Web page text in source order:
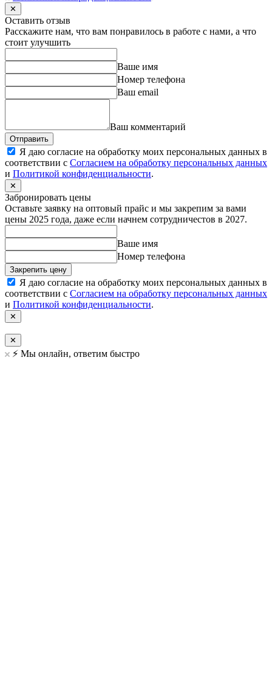
✕
Оставить отзыв
Расскажите нам, что вам понравилось в работе с нами, а что
стоит улучшить
Ваше имя
Номер телефона
Ваш email
Ваш комментарий
Отправить
Я даю согласие на обработку моих персональных данных в
соответствии с Согласием на обработку персональных данных
и Политикой конфиденциальности.
✕
Забронировать цены
Оставьте заявку на оптовый прайс и мы закрепим за вами
цены 2025 года, даже если начнем сотрудничестов в 2027.
Ваше имя
Номер телефона
Закрепить цену
Я даю согласие на обработку моих персональных данных в
соответствии с Согласием на обработку персональных данных
и Политикой конфиденциальности.
✕
✕
⚡️ Мы онлайн, ответим быстро